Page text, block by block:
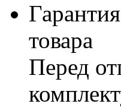
товара
Перед